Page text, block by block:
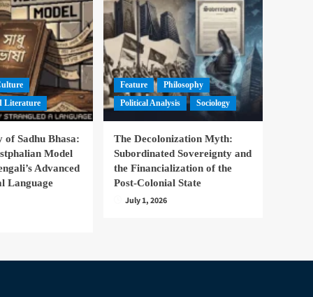
Literature
of Sadhu Bhasa:
Model
Advanced
Language
Feature
Philosophy
Political Analysis
Sociology
The Decolonization Myth:
Subordinated Sovereignty and
the Financialization of the
Post-Colonial State
July 1, 2026